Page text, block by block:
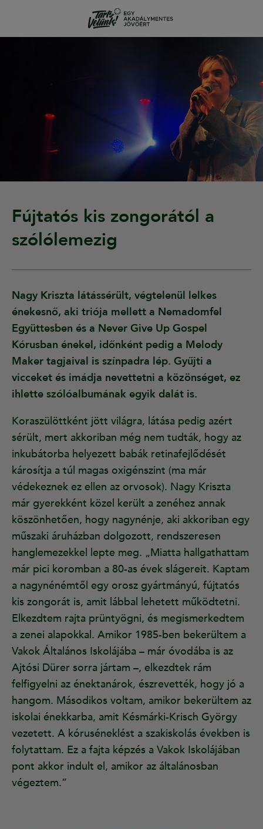
Fújtatós kis zongorától a
szólólemezig
Nagy Kriszta látássérült, végtelenül lelkes
énekesnő, aki triója mellett a Nemadomfel
Együttesben és a Never Give Up Gospel
Kórusban énekel, időnként pedig a Melody
Maker tagjaival is színpadra lép. Gyűjti a
vicceket és imádja nevettetni a közönséget, ez
ihlette szólóalbumának egyik dalát is.
Koraszülöttként jött világra, látása pedig azért
sérült, mert akkoriban még nem tudták, hogy az
inkubátorba helyezett babák retinafejlődését
károsítja a túl magas oxigénszint (ma már
védekeznek ez ellen az orvosok). Nagy Kriszta
már gyerekként közel került a zenéhez annak
köszönhetően, hogy nagynénje, aki akkoriban egy
műszaki áruházban dolgozott, rendszeresen
hanglemezekkel lepte meg. „Miatta hallgathattam
már pici koromban a 80-as évek slágereit. Kaptam
a nagynénémtől egy orosz gyártmányú, fújtatós
kis zongorát is, amit lábbal lehetett működtetni.
Elkezdtem rajta prüntyögni, és megismerkedtem
a zenei alapokkal. Amikor 1985-ben bekerültem a
Vakok Általános Iskolájába – már óvodába is az
Ajtósi Dürer sorra jártam –, elkezdtek rám
felfigyelni az énektanárok, észrevették, hogy jó a
hangom. Másodikos voltam, amikor bekerültem az
iskolai énekkarba, amit Késmárki-Krisch György
vezetett. A kóruséneklést a szakiskolás években is
folytattam. Ez a fajta képzés a Vakok Iskolájában
pont akkor indult el, amikor az általánosban
végeztem.”